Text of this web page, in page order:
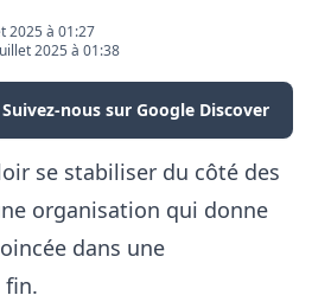
2025 à 01:27
2025 à 01:38
Suivez-nous sur Google Discover
se stabiliser du côté des
organisation qui donne
dans une
fin.